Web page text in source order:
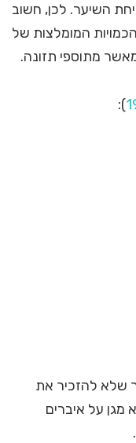
השיער. לכן, חשוב
המומלצות של
מתוספי תזונה.
):
שלא להזכיר את
מגן על איברים